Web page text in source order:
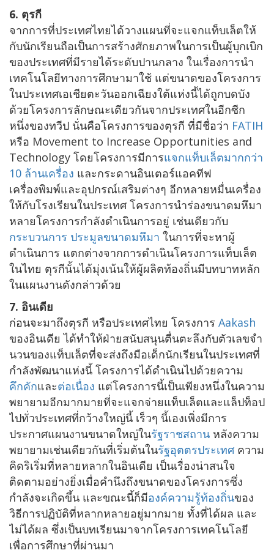
6. ตุรกี
จากการที่ประเทศไทยได้วางแผนที่จะแจกแท็บเล็ตให้
กับนักเรียนถือเป็นการสร้างศักยภาพในการเป็นผู้บุกเบิก
ของประเทศที่มีรายได้ระดับปานกลาง ในเรื่องการนำ
เทคโนโลยีทางการศึกษามาใช้ แต่ขนาดของโครงการ
ในประเทศเอเชียตะวันออกเฉียงใต้แห่งนี้ได้ถูกบดบัง
ด้วยโครงการลักษณะเดียวกันจากประเทศในอีกซีก
หนึ่งของทวีป นั่นคือโครงการของตุรกี ที่มีชื่อว่า FATIH
หรือ Movement to Increase Opportunities and
Technology โดยโครงการมีการแจกแท็บเล็ตมากกว่า
10 ล้านเครื่อง และกระดานอินเตอร์แอคทีฟ
เครื่องพิมพ์และอุปกรณ์เสริมต่างๆ อีกหลายหมื่นเครื่อง
ให้กับโรงเรียนในประเทศ โครงการนำร่องขนาดมหึมา
หลายโครงการกำลังดำเนินการอยู่ เช่นเดียวกับ
กระบวนการ ประมูลขนาดมหึมา ในการที่จะหาผู้
ดำเนินการ แตกต่างจากการดำเนินโครงการแท็บเล็ต
ในไทย ตุรกีนั้นได้มุ่งเน้นให้ผู้ผลิตท้องถิ่นมีบทบาทหลัก
ในแผนงานดังกล่าวด้วย
7. อินเดีย
ก่อนจะมาถึงตุรกี หรือประเทศไทย โครงการ Aakash
ของอินเดีย ได้ทำให้ฝ่ายสนับสนุนตื่นตะลึงกับตัวเลขจำ
นวนของแท็บเล็ตที่จะส่งถึงมือเด็กนักเรียนในประเทศที่
กำลังพัฒนาแห่งนี้ โครงการได้ดำเนินไปด้วยความ
คึกคักและต่อเนื่อง แต่โครงการนี้เป็นเพียงหนึ่งในความ
พยายามอีกมากมายที่จะแจกจ่ายแท็บเล็ตและแล็ปท็อป
ไปทั่วประเทศที่กว้างใหญ่นี้ เร็วๆ นี้เองเพิ่งมีการ
ประกาศแผนงานขนาดใหญ่ในรัฐราชสถาน หลังความ
พยายามเช่นเดียวกันที่เริ่มต้นในรัฐอุตตรประเทศ ความ
คิดริเริ่มที่หลายหลากในอินเดีย เป็นเรื่องน่าสนใจ
ติดตามอย่างยิ่งเมื่อคำนึงถึงขนาดของโครงการซึ่ง
กำลังจะเกิดขึ้น และขณะนี้ก็มีองค์ความรู้ท้องถิ่นของ
วิธีการปฏิบัติที่หลากหลายอยู่มากมาย ทั้งที่ได้ผล และ
ไม่ได้ผล ซึ่งเป็นบทเรียนมาจากโครงการเทคโนโลยี
เพื่อการศึกษาที่ผ่านมา